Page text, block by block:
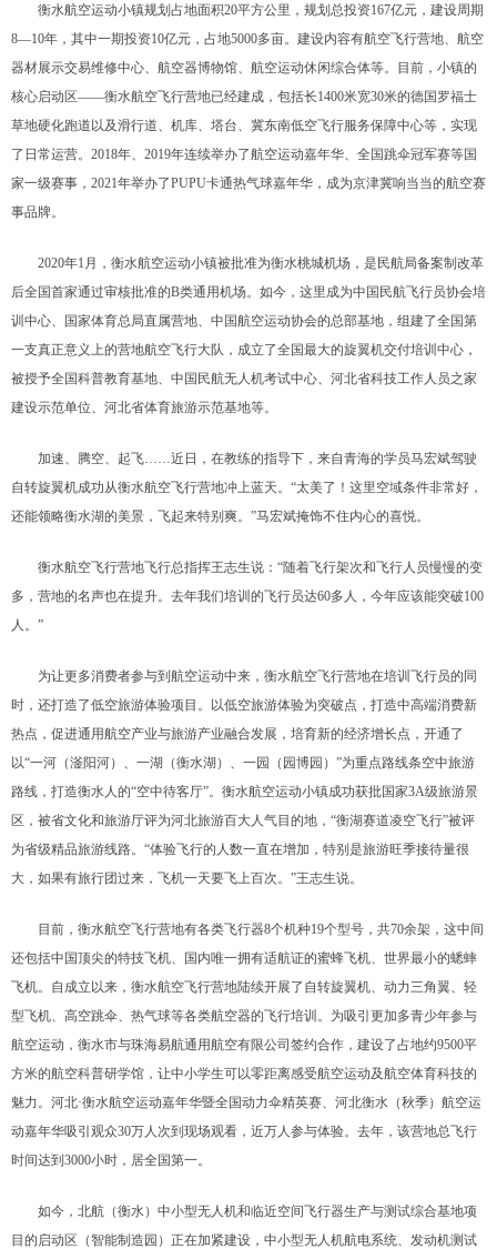
衡水航空运动小镇规划占地面积20平方公里，规划总投资167亿元，建设周期
8—10年，其中一期投资10亿元，占地5000多亩。建设内容有航空飞行营地、航空
器材展示交易维修中心、航空器博物馆、航空运动休闲综合体等。目前，小镇的
核心启动区——衡水航空飞行营地已经建成，包括长1400米宽30米的德国罗福士
草地硬化跑道以及滑行道、机库、塔台、冀东南低空飞行服务保障中心等，实现
了日常运营。2018年、2019年连续举办了航空运动嘉年华、全国跳伞冠军赛等国
家一级赛事，2021年举办了PUPU卡通热气球嘉年华，成为京津冀响当当的航空赛
事品牌。
2020年1月，衡水航空运动小镇被批准为衡水桃城机场，是民航局备案制改革
后全国首家通过审核批准的B类通用机场。如今，这里成为中国民航飞行员协会培
训中心、国家体育总局直属营地、中国航空运动协会的总部基地，组建了全国第
一支真正意义上的营地航空飞行大队，成立了全国最大的旋翼机交付培训中心，
被授予全国科普教育基地、中国民航无人机考试中心、河北省科技工作人员之家
建设示范单位、河北省体育旅游示范基地等。
加速、腾空、起飞……近日，在教练的指导下，来自青海的学员马宏斌驾驶
自转旋翼机成功从衡水航空飞行营地冲上蓝天。“太美了！这里空域条件非常好，
还能领略衡水湖的美景，飞起来特别爽。”马宏斌掩饰不住内心的喜悦。
衡水航空飞行营地飞行总指挥王志生说：“随着飞行架次和飞行人员慢慢的变
多，营地的名声也在提升。去年我们培训的飞行员达60多人，今年应该能突破100
人。”
为让更多消费者参与到航空运动中来，衡水航空飞行营地在培训飞行员的同
时，还打造了低空旅游体验项目。以低空旅游体验为突破点，打造中高端消费新
热点，促进通用航空产业与旅游产业融合发展，培育新的经济增长点，开通了
以“一河（滏阳河）、一湖（衡水湖）、一园（园博园）”为重点路线条空中旅游
路线，打造衡水人的“空中待客厅”。衡水航空运动小镇成功获批国家3A级旅游景
区，被省文化和旅游厅评为河北旅游百大人气目的地，“衡湖赛道凌空飞行”被评
为省级精品旅游线路。“体验飞行的人数一直在增加，特别是旅游旺季接待量很
大，如果有旅行团过来，飞机一天要飞上百次。”王志生说。
目前，衡水航空飞行营地有各类飞行器8个机种19个型号，共70余架，这中间
还包括中国顶尖的特技飞机、国内唯一拥有适航证的蜜蜂飞机、世界最小的蟋蟀
飞机。自成立以来，衡水航空飞行营地陆续开展了自转旋翼机、动力三角翼、轻
型飞机、高空跳伞、热气球等各类航空器的飞行培训。为吸引更加多青少年参与
航空运动，衡水市与珠海易航通用航空有限公司签约合作，建设了占地约9500平
方米的航空科普研学馆，让中小学生可以零距离感受航空运动及航空体育科技的
魅力。河北·衡水航空运动嘉年华暨全国动力伞精英赛、河北衡水（秋季）航空运
动嘉年华吸引观众30万人次到现场观看，近万人参与体验。去年，该营地总飞行
时间达到3000小时，居全国第一。
如今，北航（衡水）中小型无人机和临近空间飞行器生产与测试综合基地项
目的启动区（智能制造园）正在加紧建设，中小型无人机航电系统、发动机测试